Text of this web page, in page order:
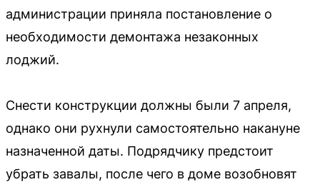
администрации приняла постановление о
необходимости демонтажа незаконных
лоджий.
Снести конструкции должны были 7 апреля,
однако они рухнули самостоятельно накануне
назначенной даты. Подрядчику предстоит
убрать завалы, после чего в доме возобновят